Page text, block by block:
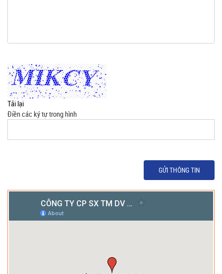
Tải lại
Điền các ký tự trong hình
GỬI THÔNG TIN